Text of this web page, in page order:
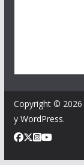
Copyright © 2026
y WordPress.